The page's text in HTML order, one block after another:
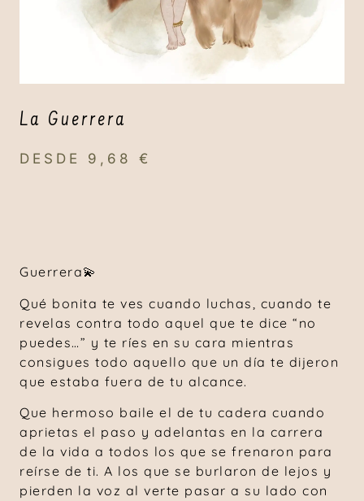
La Guerrera
DESDE 9,68 €
Guerrera💫
Qué bonita te ves cuando luchas, cuando te
revelas contra todo aquel que te dice “no
puedes…” y te ríes en su cara mientras
consigues todo aquello que un día te dijeron
que estaba fuera de tu alcance.
Que hermoso baile el de tu cadera cuando
aprietas el paso y adelantas en la carrera
de la vida a todos los que se frenaron para
reírse de ti. A los que se burlaron de lejos y
pierden la voz al verte pasar a su lado con